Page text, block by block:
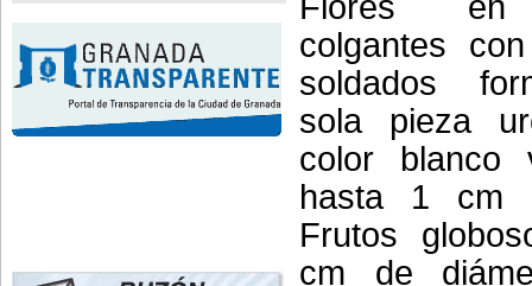
colgantes
soldados
sola pieza
color blanco
hasta 1 cm
Frutos
cm de